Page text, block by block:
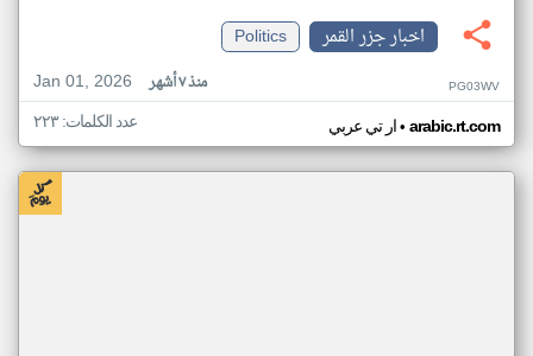
اخبار جزر القمر
Politics
Jan 01, 2026
منذ ٧ أشهر PG03WV
ار تي عربي• arabic.rt.com عدد الكلمات: ٢٢٣